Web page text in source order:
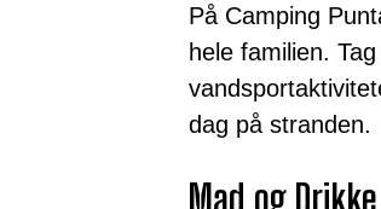
På Camping
hele familien.
dag på stranden.
Mad og Drikke